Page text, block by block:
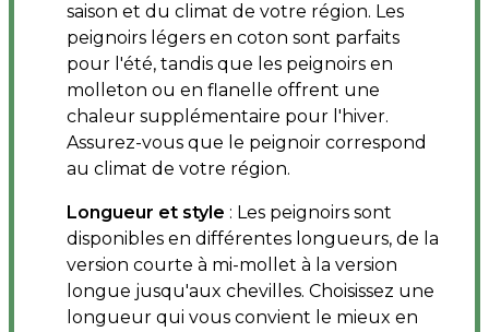
saison et du climat de votre région. Les
peignoirs légers en coton sont parfaits
pour l'été, tandis que les peignoirs en
molleton ou en flanelle offrent une
chaleur supplémentaire pour l'hiver.
Assurez-vous que le peignoir correspond
au climat de votre région.
Longueur et style : Les peignoirs sont
disponibles en différentes longueurs, de la
version courte à mi-mollet à la version
longue jusqu'aux chevilles. Choisissez une
longueur qui vous convient le mieux en